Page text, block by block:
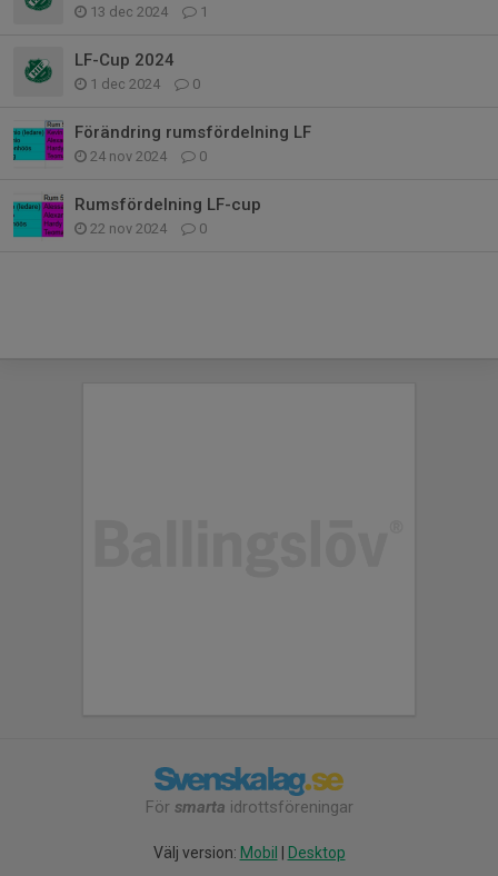
13 dec 2024 1
LF-Cup 2024
1 dec 2024 0
Förändring rumsfördelning LF
24 nov 2024 0
Rumsfördelning LF-cup
22 nov 2024 0
För smarta idrottsföreningar
Välj version: Mobil | Desktop